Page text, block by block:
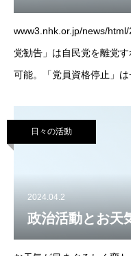
www3.nhk.or.jp/news/
党勧告」は自民党を離党
可能。「党員資格停止」
日々の活動
2024.04.2
政治活動とお天